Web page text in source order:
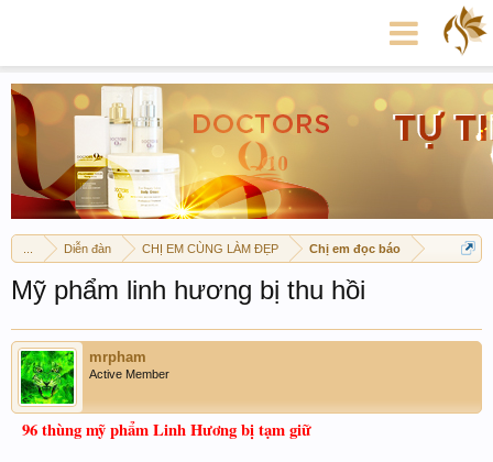
Diễn đàn CHỊ EM CÙNG LÀM ĐẸP Chị em đọc báo
Mỹ phẩm linh hương bị thu hồi
mrpham
Active Member
96 thùng mỹ phẩm Linh Hương bị tạm giữ